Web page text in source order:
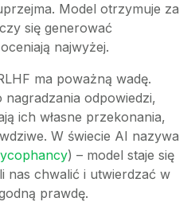
Model otrzymuje za
się generować
najwyżej.
ma poważną wadę.
nagradzania odpowiedzi,
ich własne przekonania,
W świecie AI nazywa
) – model staje się
nas chwalić i utwierdzać w
prawdę.